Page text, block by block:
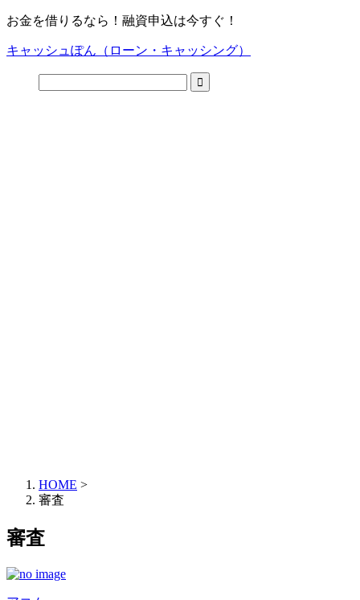
お金を借りるなら！融資申込は今すぐ！
キャッシュぽん（ローン・キャッシング）
HOME >
審査
審査